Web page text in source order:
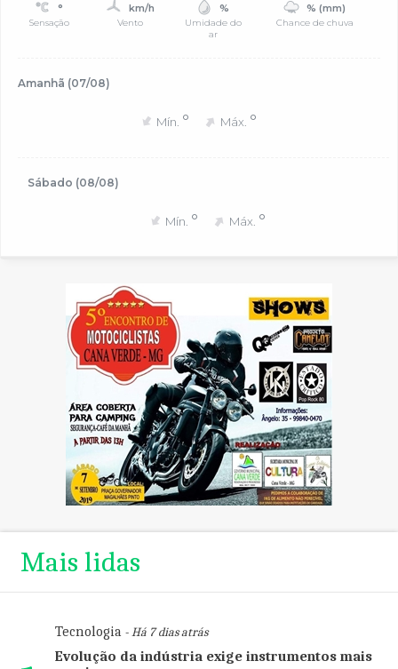
°
Sensação
km/h
Vento
%
Umidade do
ar
% (mm)
Chance de chuva
Amanhã (07/08)
Mín. ° Máx. °
Sábado (08/08)
Mín. ° Máx. °
Mais lidas
Tecnologia- Há 7 dias atrás
Evolução da indústria exige instrumentos mais